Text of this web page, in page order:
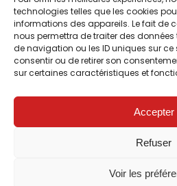
technologies telles que les cookies
informations des appareils. Le fait de
nous permettra de traiter des
de navigation ou les ID uniques sur ce
consentir ou de retirer son
sur certaines caractéristiques et
Accepter
Refuser
Voir les
Politique de cookies (UE)
FORMATION – Udef Academy